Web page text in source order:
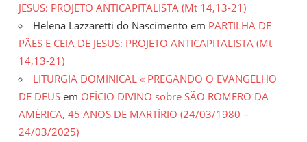
JESUS: PROJETO ANTICAPITALISTA (Mt 14,13-21)
Helena Lazzaretti do Nascimento em PARTILHA DE
PÃES E CEIA DE JESUS: PROJETO ANTICAPITALISTA (Mt
14,13-21)
LITURGIA DOMINICAL « PREGANDO O EVANGELHO
DE DEUS em OFÍCIO DIVINO sobre SÃO ROMERO DA
AMÉRICA, 45 ANOS DE MARTÍRIO (24/03/1980 –
24/03/2025)